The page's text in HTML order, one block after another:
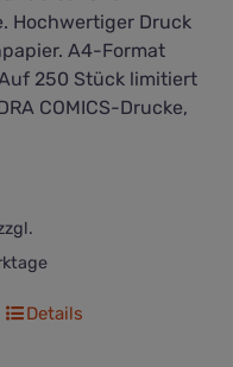
Hochwertiger Druck
A4-Format
Auf 250 Stück limitiert
COMICS-Drucke,
Details